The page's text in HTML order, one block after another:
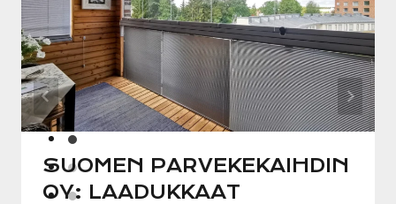
SUOMEN PARVEKEKAIHDIN
OY: LAADUKKAAT